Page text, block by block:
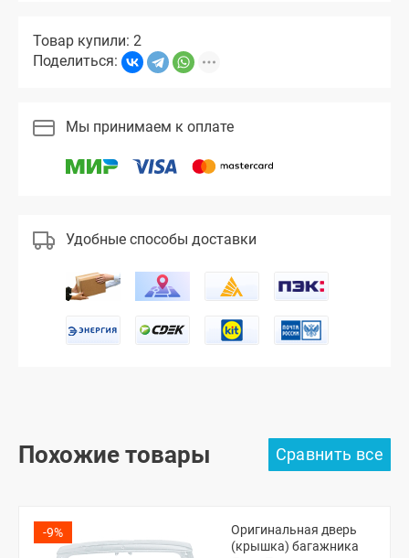
Товар купили: 2
Поделиться:
Мы принимаем к оплате
Удобные способы доставки
Похожие товары
-9%
Оригинальная дверь
(крышка) багажника